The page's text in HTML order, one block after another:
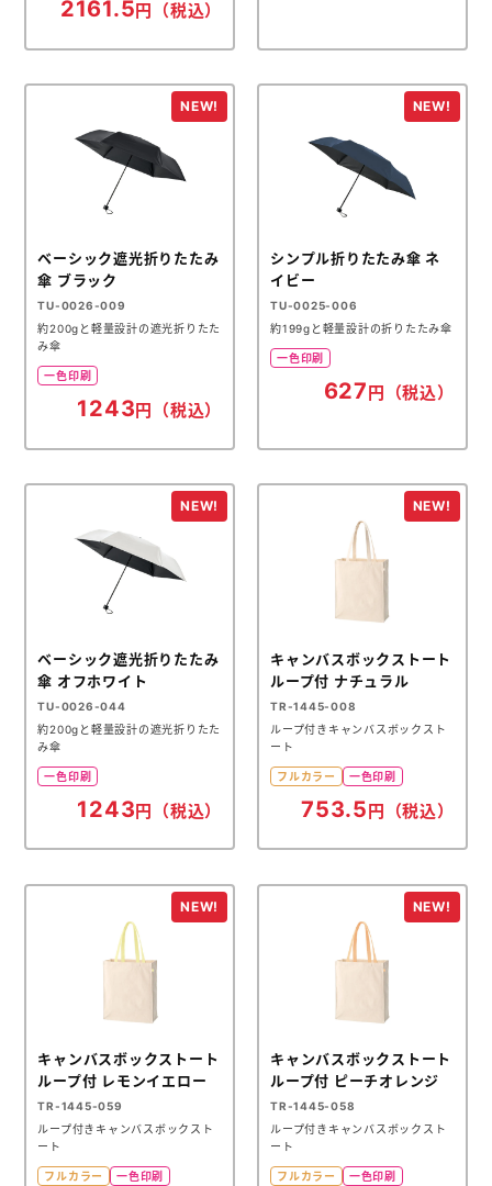
2161.5円（税込）
ベーシック遮光折りたたみ
傘 ブラック
TU-0026-009
約200gと軽量設計の遮光折りたた
み傘
一色印刷
1243 円（税込）
シンプル折りたたみ傘 ネ
イビー
TU-0025-006
約199gと軽量設計の折りたたみ傘
一色印刷
627 円（税込）
ベーシック遮光折りたたみ
傘 オフホワイト
TU-0026-044
約200gと軽量設計の遮光折りたた
み傘
一色印刷
1243円（税込）
キャンバスボックストート
ループ付 ナチュラル
TR-1445-008
ループ付きキャンバスボックスト
ート
フルカラー 一色印刷
753.5円（税込）
キャンバスボックストート
ループ付 レモンイエロー
TR-1445-059
ループ付きキャンバスボックスト
ート
フルカラー 一色印刷
キャンバスボックストート
ループ付 ピーチオレンジ
TR-1445-058
ループ付きキャンバスボックスト
ート
フルカラー 一色印刷